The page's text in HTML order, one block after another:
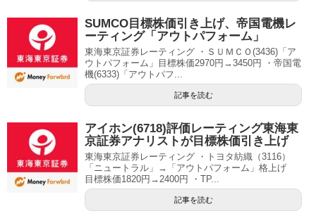
SUMCO目標株価引き上げ、帝国電機レ
ーティング「アウトパフォーム」
東海東京証券レーティング ・ＳＵＭＣＯ(3436)「ア
ウトパフォーム」目標株価2970円→3450円 ・帝国電
機(6333)「アウトパフ...
記事を読む
アイホン(6718)評価レーティング東海東
京証券アナリストが目標株価引き上げ
東海東京証券レーティング ・トヨタ紡織（3116）
「ニュートラル」→「アウトパフォーム」格上げ
目標株価1820円→2400円 ・TP...
記事を読む